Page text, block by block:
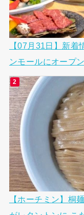
【07月31日】新
ンモールにオープ
【ホーチミン】桐